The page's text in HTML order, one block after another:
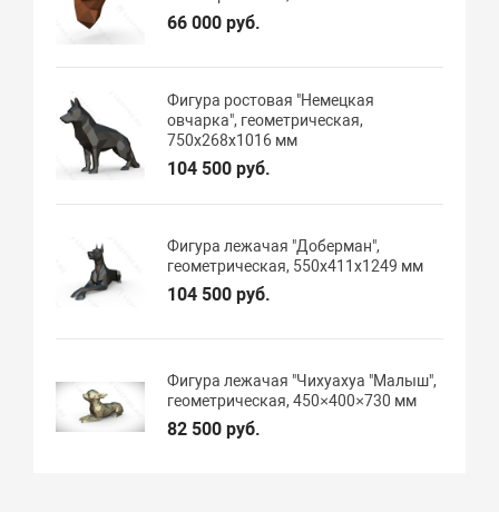
66 000 руб.
Фигура ростовая "Немецкая
овчарка", геометрическая,
750х268х1016 мм
104 500 руб.
Фигура лежачая "Доберман",
геометрическая, 550х411х1249 мм
104 500 руб.
Фигура лежачая "Чихуахуа "Малыш",
геометрическая, 450×400×730 мм
82 500 руб.